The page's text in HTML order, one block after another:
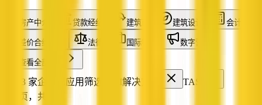
房产中介 贷款经纪 建筑商 建筑设计 会计
差价合约交易 法律 国际物流 数字营销
查看全部行业
找到 3 家企业 已应用筛选： AI解决方案
TAS
第 1 页，共 1 页